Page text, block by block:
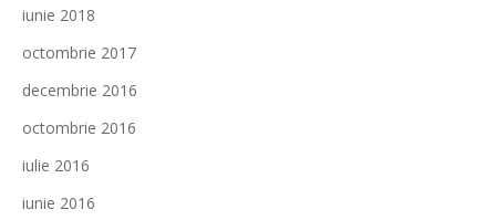
iunie 2018
octombrie 2017
decembrie 2016
octombrie 2016
iulie 2016
iunie 2016